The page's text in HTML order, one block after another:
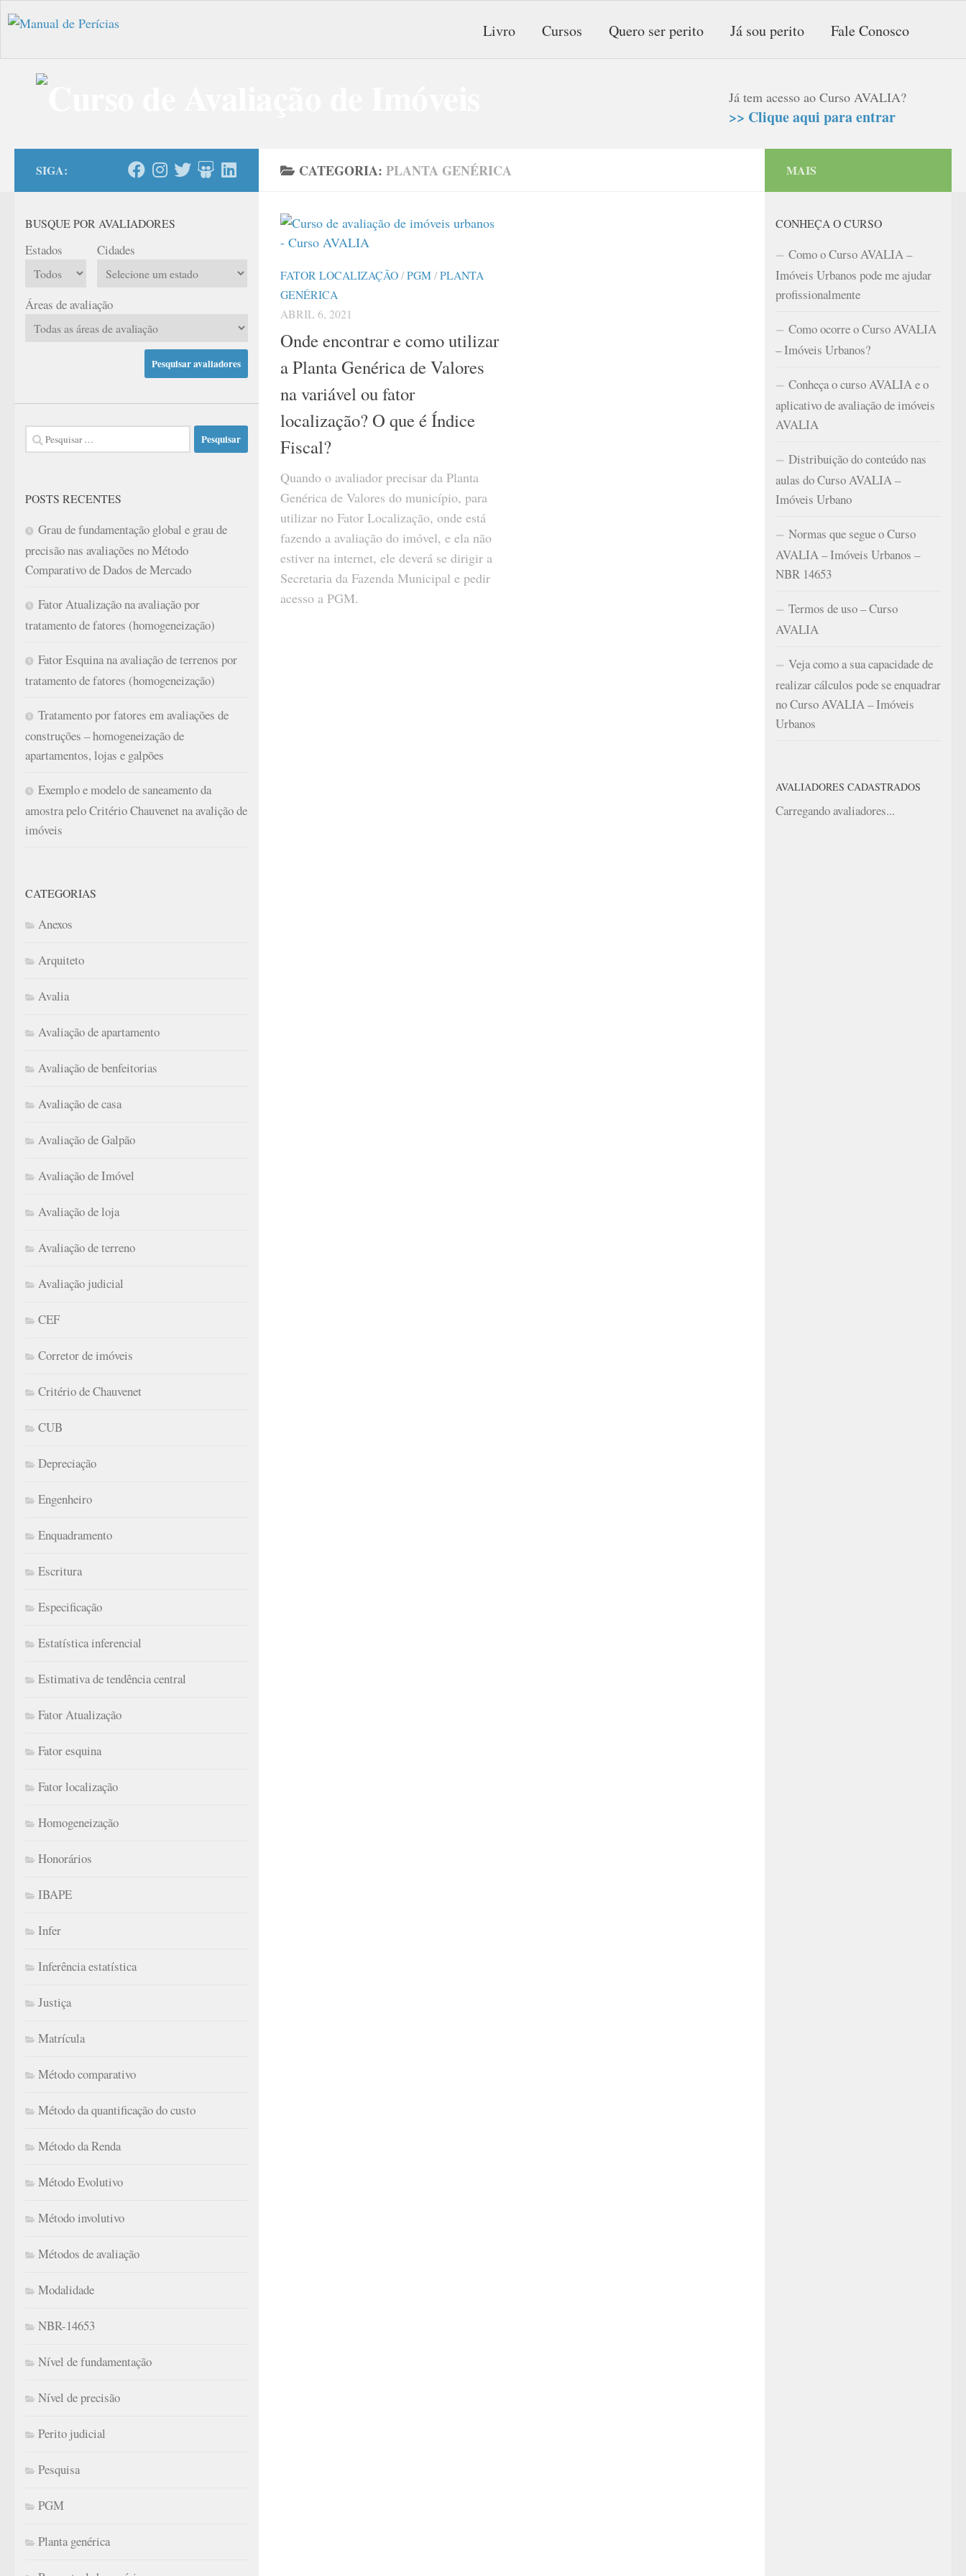
Livro Cursos Quero ser perito Já sou perito Fale Conosco
Skip to content
Já tem acesso ao Curso AVALIA?
>> Clique aqui para entrar
CATEGORIA: PLANTA GENÉRICA
FATOR LOCALIZAÇÃO/PGM/PLANTA
GENÉRICA
ABRIL 6, 2021
Onde encontrar e como utilizar
a Planta Genérica de Valores
na variável ou fator
localização? O que é Índice
Fiscal?
Quando o avaliador precisar da Planta
Genérica de Valores do município, para
utilizar no Fator Localização, onde está
fazendo a avaliação do imóvel, e ela não
estiver na internet, ele deverá se dirigir a
Secretaria da Fazenda Municipal e pedir
acesso a PGM.
SIGA:
BUSQUE POR AVALIADORES
Estados Cidades
Áreas de avaliação
Pesquisar
por:
POSTS RECENTES
Grau de fundamentação global e grau de
precisão nas avaliações no Método
Comparativo de Dados de Mercado
Fator Atualização na avaliação por
tratamento de fatores (homogeneização)
Fator Esquina na avaliação de terrenos por
tratamento de fatores (homogeneização)
Tratamento por fatores em avaliações de
construções – homogeneização de
apartamentos, lojas e galpões
Exemplo e modelo de saneamento da
amostra pelo Critério Chauvenet na avalição de
imóveis
CATEGORIAS
Anexos
Arquiteto
Avalia
Avaliação de apartamento
Avaliação de benfeitorias
Avaliação de casa
Avaliação de Galpão
Avaliação de Imóvel
Avaliação de loja
Avaliação de terreno
Avaliação judicial
CEF
Corretor de imóveis
Critério de Chauvenet
CUB
Depreciação
Engenheiro
Enquadramento
Escritura
Especificação
Estatística inferencial
Estimativa de tendência central
Fator Atualização
Fator esquina
Fator localização
Homogeneização
Honorários
IBAPE
Infer
Inferência estatística
Justiça
Matrícula
Método comparativo
Método da quantificação do custo
Método da Renda
Método Evolutivo
Método involutivo
Métodos de avaliação
Modalidade
NBR-14653
Nível de fundamentação
Nível de precisão
Perito judicial
Pesquisa
PGM
Planta genérica
MAIS
CONHEÇA O CURSO
Como o Curso AVALIA –
Imóveis Urbanos pode me ajudar
profissionalmente
Como ocorre o Curso AVALIA
– Imóveis Urbanos?
Conheça o curso AVALIA e o
aplicativo de avaliação de imóveis
AVALIA
Distribuição do conteúdo nas
aulas do Curso AVALIA –
Imóveis Urbano
Normas que segue o Curso
AVALIA – Imóveis Urbanos –
NBR 14653
Termos de uso – Curso
AVALIA
Veja como a sua capacidade de
realizar cálculos pode se enquadrar
no Curso AVALIA – Imóveis
Urbanos
AVALIADORES CADASTRADOS
Carregando avaliadores...